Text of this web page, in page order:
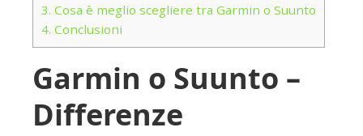
3. Cosa è meglio scegliere tra Garmin o Suunto
4. Conclusioni
Garmin o Suunto –
Differenze